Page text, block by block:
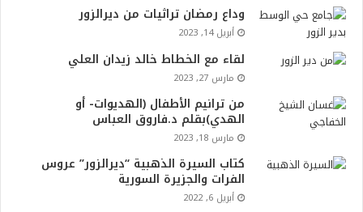
وداع رمضان تراثيات من ديرالزور
أبريل 14, 2023
لقاء مع الخطاط خالد زيدان العلي
مارس 27, 2023
من ترانيم الأطفال (الهديوات- أو
الهدي)بقلم د.فاروق العباس
مارس 18, 2023
كتاب السيرة الذهبية “ديرالزور” عروس
الفرات والجزيرة السورية
أبريل 6, 2022